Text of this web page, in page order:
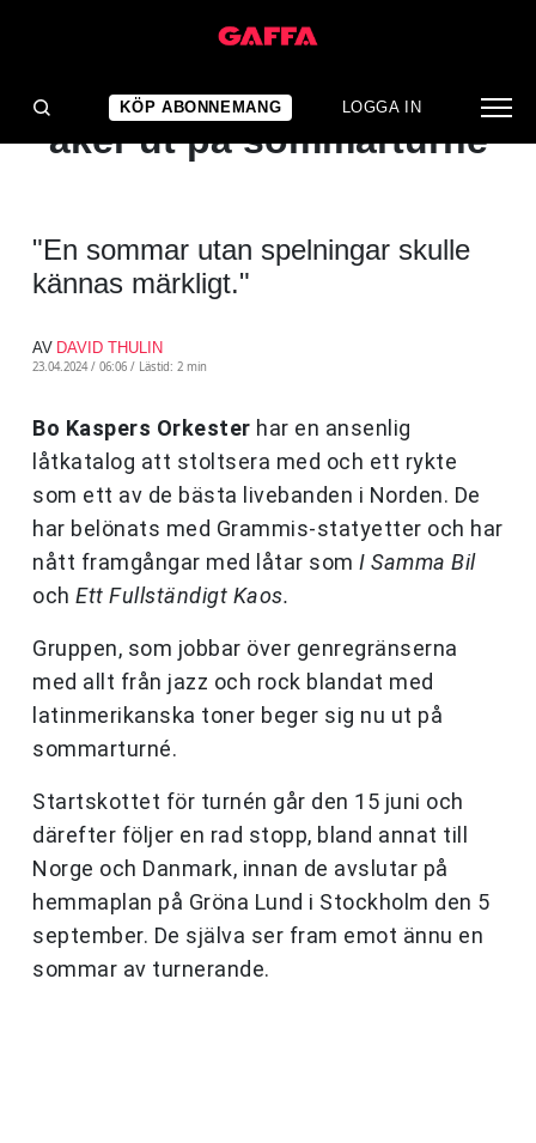
KÖP ABONNEMANG LOGGA IN
NYHET
Bo Kaspers Orkester
åker ut på sommarturné
"En sommar utan spelningar skulle
kännas märkligt."
AV DAVID THULIN
23.04.2024 / 06:06 / Lästid: 2 min
Bo Kaspers Orkester har en ansenlig
låtkatalog att stoltsera med och ett rykte
som ett av de bästa livebanden i Norden. De
har belönats med Grammis-statyetter och har
nått framgångar med låtar som I Samma Bil
och Ett Fullständigt Kaos.
Gruppen, som jobbar över genregränserna
med allt från jazz och rock blandat med
latinmerikanska toner beger sig nu ut på
sommarturné.
Startskottet för turnén går den 15 juni och
därefter följer en rad stopp, bland annat till
Norge och Danmark, innan de avslutar på
hemmaplan på Gröna Lund i Stockholm den 5
september. De själva ser fram emot ännu en
sommar av turnerande.